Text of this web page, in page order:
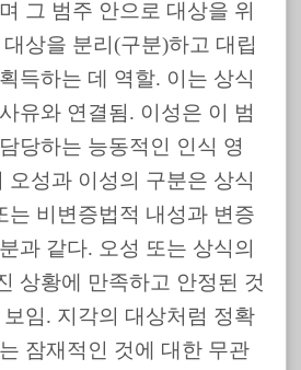
그 범주 안으로 대상을 위
상을 분리(구분)하고 대립
득하는 데 역할. 이는 상식
유와 연결됨. 이성은 이 범
당하는 능동적인 인식 영
오성과 이성의 구분은 상식
는 비변증법적 내성과 변증
과 같다. 오성 또는 상식의
상황에 만족하고 안정된 것
임. 지각의 대상처럼 정확
잠재적인 것에 대한 무관